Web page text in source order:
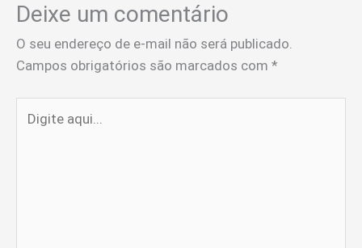
Deixe um comentário
O seu endereço de e-mail não será publicado.
Campos obrigatórios são marcados com *
aqui...